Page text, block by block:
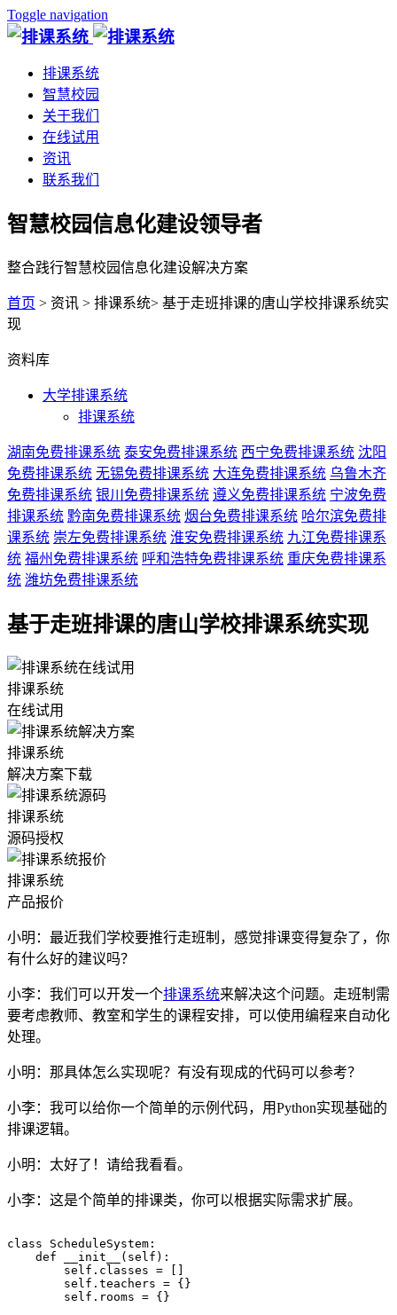
Toggle navigation
排课系统
智慧校园
关于我们
在线试用
资讯
联系我们
智慧校园信息化建设领导者
整合践行智慧校园信息化建设解决方案
首页 > 资讯 > 排课系统> 基于走班排课的唐山学校排课系统实
现
资料库
大学排课系统
排课系统
湖南免费排课系统 泰安免费排课系统 西宁免费排课系统 沈阳
免费排课系统 无锡免费排课系统 大连免费排课系统 乌鲁木齐
免费排课系统 银川免费排课系统 遵义免费排课系统 宁波免费
排课系统 黔南免费排课系统 烟台免费排课系统 哈尔滨免费排
课系统 崇左免费排课系统 淮安免费排课系统 九江免费排课系
统 福州免费排课系统 呼和浩特免费排课系统 重庆免费排课系
统 潍坊免费排课系统
基于走班排课的唐山学校排课系统实现
排课系统
在线试用
排课系统
解决方案下载
排课系统
源码授权
排课系统
产品报价
小明：最近我们学校要推行走班制，感觉排课变得复杂了，你
有什么好的建议吗？
小李：我们可以开发一个排课系统来解决这个问题。走班制需
要考虑教师、教室和学生的课程安排，可以使用编程来自动化
处理。
小明：那具体怎么实现呢？有没有现成的代码可以参考？
小李：我可以给你一个简单的示例代码，用Python实现基础的
排课逻辑。
小明：太好了！请给我看看。
小李：这是个简单的排课类，你可以根据实际需求扩展。
class ScheduleSystem:
    def __init__(self):
        self.classes = []
        self.teachers = {}
        self.rooms = {}